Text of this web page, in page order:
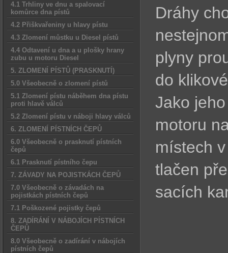
4.1 Trhliny ve dnu a spalovací
komůrce dna pístů
4.2 Přiškvařeniny u hlavy pístu
4.3 Zlomení můstku u Diesel pístů
4.4 Odtavení u dna a u plošky hrany
zubu u motoru Diesel
5. ZLOMENÍ PÍSTŮ (PRASKNUTÍ)
5.0 Všeobecně o zlomení pístů
5.1 Zlomení pístu náběhem dna pístu
proti hlavě válců
5.2 Zlomení pístu v náboji hlavy válců
6. ZLOMENÍ PÍSTNÍCH ČEPŮ
6.0 Všeobecně o prasknutí pístních
čepů
6.1 Prasknutí pístního čepu
7. ZÁVADY NA POJISTKÁCH ČEPŮ
7.0 Všeobecně o závadách na
pojistkách pístních čepů
7.1 Poškozené pojistky čepů
8. ZADÍRÁNÍ V NÁBOJÍCH PÍSTNÍCH
ČEPŮ
8.0 Všeobecně o zadírání v nábojích
pístních čepů
Dráhy
plyny
do
Jako
motoru
místech
tlačen
sacích